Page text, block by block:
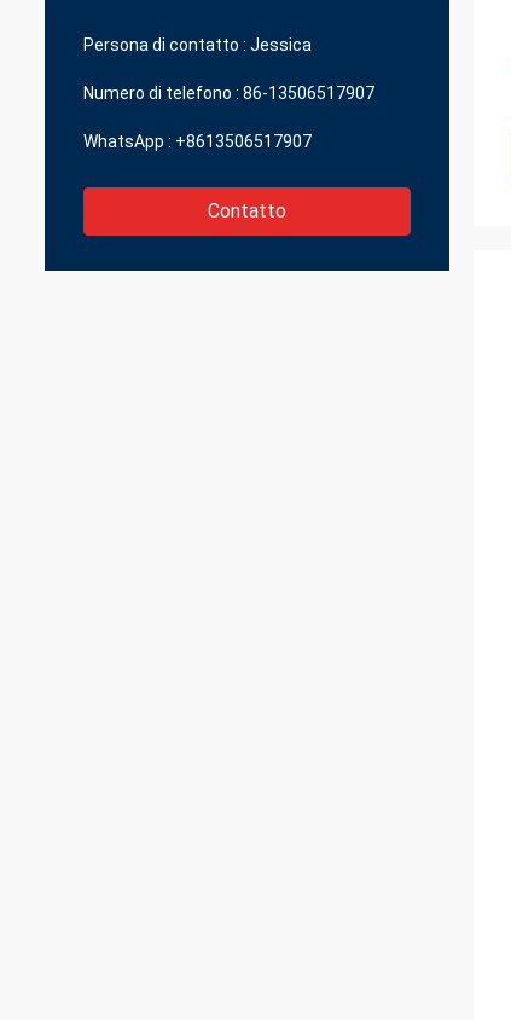
Persona di contatto : Jessica
Numero di telefono : 86-13506517907
WhatsApp : +8613506517907
Contatto